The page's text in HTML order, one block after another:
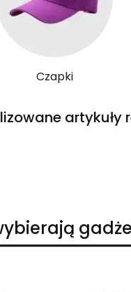
Czapki